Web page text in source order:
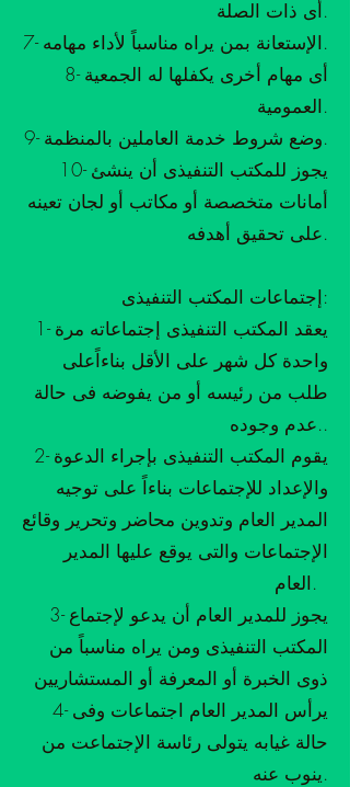
أى ذات الصلة.
7- الإستعانة بمن يراه مناسباً لأداء مهامه.
8- أى مهام أخرى يكفلها له الجمعية
العمومية.
9- وضع شروط خدمة العاملين بالمنظمة.
10- يجوز للمكتب التنفيذى أن ينشئ
أمانات متخصصة أو مكاتب أو لجان تعينه
على تحقيق أهدفه.
إجتماعات المكتب التنفيذى:
1- يعقد المكتب التنفيذى إجتماعاته مرة
واحدة كل شهر على الأقل بناءاًعلى
طلب من رئيسه أو من يفوضه فى حالة
عدم وجوده..
2- يقوم المكتب التنفيذى بإجراء الدعوة
والإعداد للإجتماعات بناءاً على توجيه
المدير العام وتدوين محاضر وتحرير وقائع
الإجتماعات والتى يوقع عليها المدير
العام.
3- يجوز للمدير العام أن يدعو لإجتماع
المكتب التنفيذى ومن يراه مناسباً من
ذوى الخبرة أو المعرفة أو المستشاريين
4- يرأس المدير العام اجتماعات وفى
حالة غيابه يتولى رئاسة الإجتماعت من
ينوب عنه.